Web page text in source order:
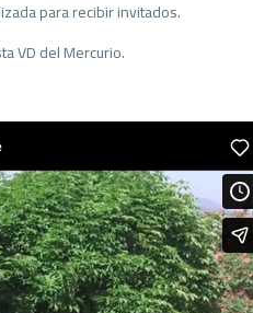
para recibir invitados.
VD del Mercurio.